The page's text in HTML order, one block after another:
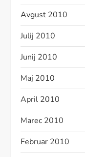
Avgust 2010
Julij 2010
Junij 2010
Maj 2010
April 2010
Marec 2010
Februar 2010